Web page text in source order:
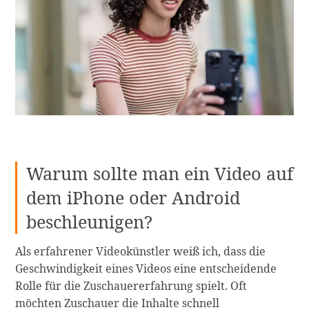
Warum sollte man ein Video auf
dem iPhone oder Android
beschleunigen?
Als erfahrener Videokünstler weiß ich, dass die
Geschwindigkeit eines Videos eine entscheidende
Rolle für die Zuschauererfahrung spielt. Oft
möchten Zuschauer die Inhalte schnell